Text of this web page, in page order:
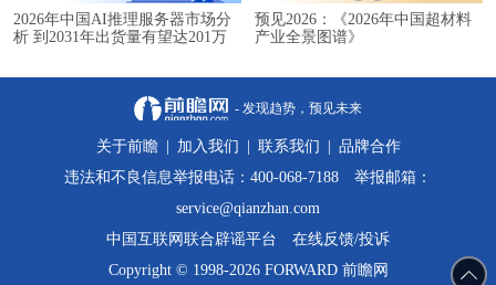
2026年中国AI推理服务器市场分
析 到2031年出货量有望达201万
预见2026：《2026年中国超材料
产业全景图谱》
- 发现趋势，预见未来
关于前瞻 加入我们 联系我们
品牌合作
违法和不良信息举报电话：400-068-7188 举报邮箱：
service@qianzhan.com
中国互联网联合辟谣平台
在线反馈/投诉
Copyright © 1998-2026 FORWARD 前瞻网